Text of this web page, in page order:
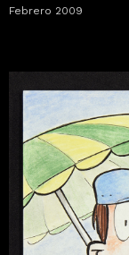
Febrero 2009